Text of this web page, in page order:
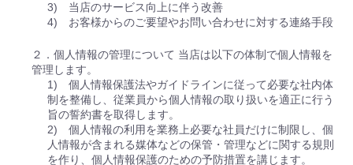
3) 当店のサービス向上に伴う改善
4) お客様からのご要望やお問い合わせに対する連絡手段
２．個人情報の管理について 当店は以下の体制で個人情報を
管理します。
1) 個人情報保護法やガイドラインに従って必要な社内体
制を整備し、従業員から個人情報の取り扱いを適正に行う
旨の誓約書を取得します。
2) 個人情報の利用を業務上必要な社員だけに制限し、個
人情報が含まれる媒体などの保管・管理などに関する規則
を作り、個人情報保護のための予防措置を講じます。